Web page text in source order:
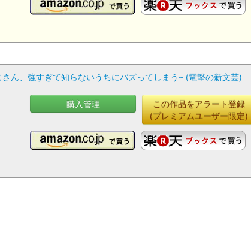
ん、強すぎて知らないうちにバズってしまう~ (電撃の新文芸)
購入管理
この作品をアラート登録
(プレミアムユーザー限定)